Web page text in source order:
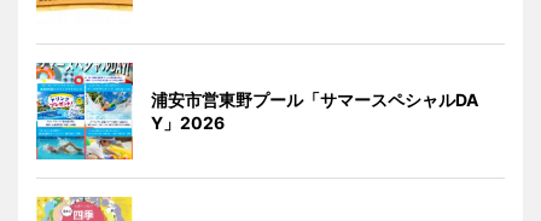
浦安市営東野プール「サマースペシャルDA
Y」2026